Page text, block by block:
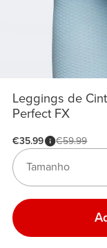
Leggings de
Perfect FX
€35.99 €59.99
Tamanho